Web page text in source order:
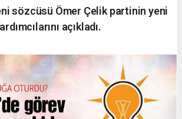
sözcüsü Ömer Çelik partinin yeni
açıkladı.